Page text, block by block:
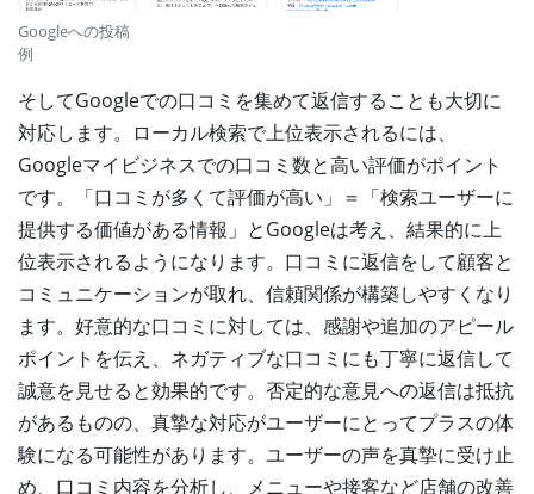
Googleへの投稿
例
そしてGoogleでの口コミを集めて返信することも大切に
対応します。ローカル検索で上位表示されるには、
Googleマイビジネスでの口コミ数と高い評価がポイント
です。「口コミが多くて評価が高い」＝「検索ユーザーに
提供する価値がある情報」とGoogleは考え、結果的に上
位表示されるようになります。口コミに返信をして顧客と
コミュニケーションが取れ、信頼関係が構築しやすくなり
ます。好意的な口コミに対しては、感謝や追加のアピール
ポイントを伝え、ネガティブな口コミにも丁寧に返信して
誠意を見せると効果的です。否定的な意見への返信は抵抗
があるものの、真摯な対応がユーザーにとってプラスの体
験になる可能性があります。ユーザーの声を真摯に受け止
め、口コミ内容を分析し、メニューや接客など店舗の改善